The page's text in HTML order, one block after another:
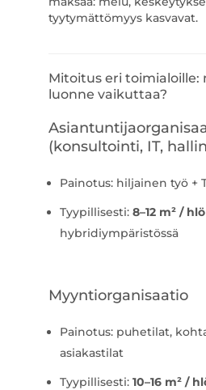
tyytymättömyys kasvavat.
Mitoitus eri toimialoille:
luonne vaikuttaa?
(konsultointi, IT,
Painotus: hiljainen työ +
Tyypillisesti: 8–12 m² / hlö
hybridiympäristössä
Myyntiorganisaatio
Painotus: puhetilat,
asiakastilat
Tyypillisesti: 10–16 m² /